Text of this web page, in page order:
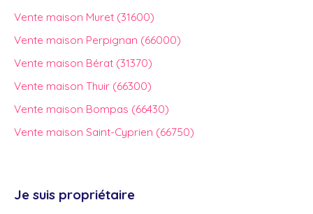
Vente maison Muret (31600)
Vente maison Perpignan (66000)
Vente maison Bérat (31370)
Vente maison Thuir (66300)
Vente maison Bompas (66430)
Vente maison Saint-Cyprien (66750)
Je suis propriétaire